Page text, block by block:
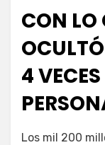
CON LO
4
Enrique
Los mil 200